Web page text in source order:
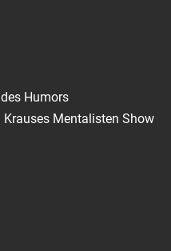
Humors
Mentalisten Show